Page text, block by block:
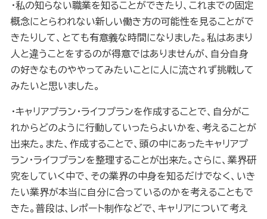
・私の知らない職業を知ることができたり、これまでの固定
概念にとらわれない新しい働き方の可能性を見ることがで
きたりして、とても有意義な時間になりました。私はあまり
人と違うことをするのが得意ではありませんが、自分自身
の好きなものややってみたいことに人に流されず挑戦して
みたいと思いました。
・キャリアプラン・ライフプランを作成することで、自分がこ
れからどのように行動していったらよいかを、考えることが
出来た。また、作成することで、頭の中にあったキャリアプ
ラン・ライフプランを整理することが出来た。さらに、業界研
究をしていく中で、その業界の中身を知るだけでなく、いき
たい業界が本当に自分に合っているのかを考えることもで
きた。普段は、レポート制作などで、キャリアについて考え